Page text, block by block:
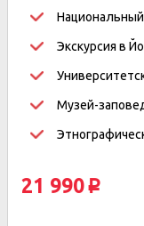
Экскурсия в
Музей-
21 990 p